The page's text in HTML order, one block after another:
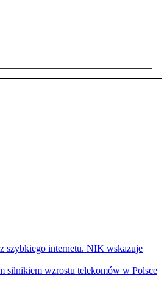
szybkiego internetu. NIK wskazuje
silnikiem wzrostu telekomów w Polsce